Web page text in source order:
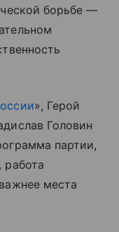
борьбе —
», Герой
Головин
партии,
работа
места